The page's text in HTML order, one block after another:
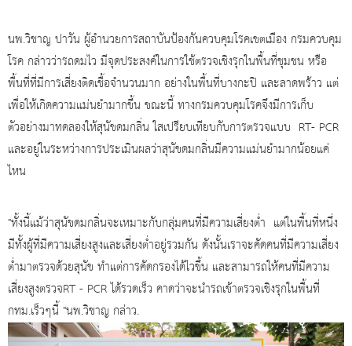
นพ.วิชาญ ปาวัน ผู้อํานวยการสถาบันป้องกันควบคุมโรคเขตเมือง กรมควบคุม
โรค กล่าวว่ารถดมไว มีจุดประสงค์ในการใช้ตรวจเชิงรุกในพื้นที่ชุมชน หรือ
พื้นที่ที่มีการเสี่ยงติดเชื้อจำนวนมาก อย่างในพื้นที่บางกะปิ และลาดพร้าว แต่
เพื่อให้เกิดความแม่นยำมากขึ้น ขณะนี้ ทางกรมควบคุมโรคจึงมีการเก็บ
ตัวอย่างมาทดลองให้สุนัขดมกลิ่น ใสเปรียบเทียบกับการตรวจแบบ RT- PCR
และอยู่ในระหว่างการประเมินผลว่าสุนัขดมกลิ่นมีความแม่นยำมากน้อยแค่
ไหน
"ทั้งนี้แม้ว่าสุนัขดมกลิ่นจะเหมาะกับกลุ่มคนที่มีความเสี่ยงต่ำ แต่ในพื้นที่หนึ่ง
มีทั้งผู้ที่มีความเสี่ยงสูงและเสี่ยงต่ำอยู่รวมกัน ดังนั้นเราจะคัดคนที่มีความเสี่ยง
ต่ำมาตรวจด้วยสุนัข ทำแต่การคัดกรองได้ไวขึ้น และสามารถให้คนที่มีความ
เสี่ยงสูงตรวจRT - PCR ได้รวดเร็ว คาดว่าจะนำรถเข้าตรวจเชิงรุกในพื้นที่
กทม.เร็วๆนี้ "นพ.วิชาญ กล่าว.